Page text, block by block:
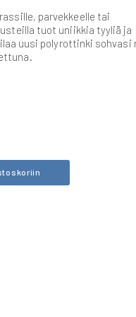
parvekkeelle tai
tuot uniikkia tyyliä ja
uusi polyrottinki sohvasi